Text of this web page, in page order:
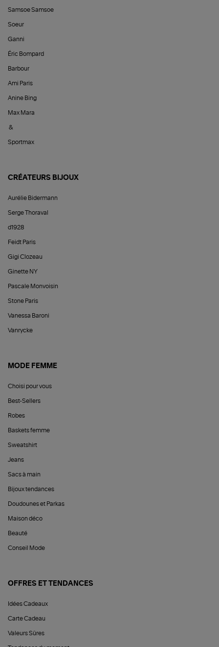
Samsoe Samsoe
Soeur
Ganni
Éric Bompard
Barbour
Ami Paris
Anine Bing
Max Mara
&
Sportmax
CRÉATEURS BIJOUX
Aurélie Bidermann
Serge Thoraval
d1928
Feidt Paris
Gigi Clozeau
Ginette NY
Pascale Monvoisin
Stone Paris
Vanessa Baroni
Vanrycke
MODE FEMME
Choisi pour vous
Best-Sellers
Robes
Baskets femme
Sweatshirt
Jeans
Sacs à main
Bijoux tendances
Doudounes et Parkas
Maison déco
Beauté
Conseil Mode
OFFRES ET TENDANCES
Idées Cadeaux
Carte Cadeau
Valeurs Sûres